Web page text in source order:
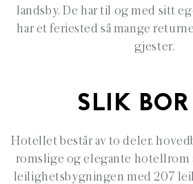
landsby. De har til og med sitt
har et feriested så mange
gjester.
SLIK
Hotellet består av to deler,
romslige og elegante hotellrom
leilighetsbygningen med 207